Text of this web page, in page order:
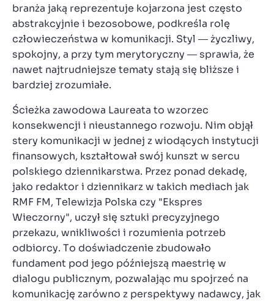
branża jaką reprezentuje kojarzona jest często
abstrakcyjnie i bezosobowe, podkreśla rolę
człowieczeństwa w komunikacji. Styl — życzliwy,
spokojny, a przy tym merytoryczny — sprawia, że
nawet najtrudniejsze tematy stają się bliższe i
bardziej zrozumiałe.
Ścieżka zawodowa Laureata to wzorzec
konsekwencji i nieustannego rozwoju. Nim objął
stery komunikacji w jednej z wiodących instytucji
finansowych, kształtował swój kunszt w sercu
polskiego dziennikarstwa. Przez ponad dekadę,
jako redaktor i dziennikarz w takich mediach jak
RMF FM, Telewizja Polska czy "Ekspres
Wieczorny", uczył się sztuki precyzyjnego
przekazu, wnikliwości i rozumienia potrzeb
odbiorcy. To doświadczenie zbudowało
fundament pod jego późniejszą maestrię w
dialogu publicznym, pozwalając mu spojrzeć na
komunikację zarówno z perspektywy nadawcy, jak